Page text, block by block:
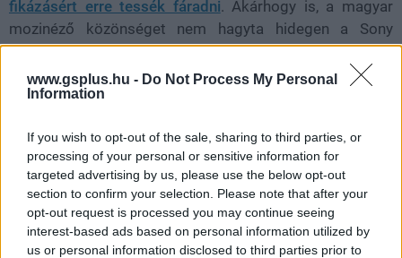
www.gsplus.hu - Do Not Process My Personal
Information
If you wish to opt-out of the sale, sharing to third parties, or
processing of your personal or sensitive information for
targeted advertising by us, please use the below opt-out
section to confirm your selection. Please note that after your
opt-out request is processed you may continue seeing
interest-based ads based on personal information utilized by
us or personal information disclosed to third parties prior to
fikázásért erre tessék fáradni. Akárhogy is, a magyar
mozinéző közönséget nem hagyta hidegen a Sony
adaptációja, és ez mindenképpen jó hír.
A mögöttünk álló hétvége nagy vesztese kétségtelenül
a Tini Nindzsa Teknőcök: Mutáns káosz, amely csak a
hatodik helyre tudta felküzdeni magát összesen 7521
nézőt produkálva, 14 milliós bevételt kuporgatva a
napokban, egyelőre nehéz megtippelni, mennyire lesz
szerencsésebb számára ez a hét, és a Pixar Elemi című -